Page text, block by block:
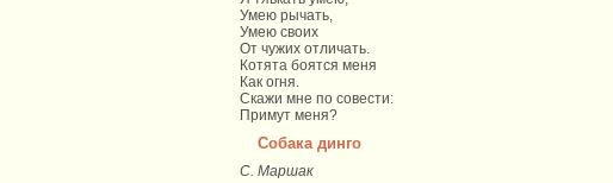
Умею рычать,
Умею своих
От чужих отличать.
Котята боятся меня
Как огня.
Скажи мне по совести:
Примут меня?
Собака динго
С. Маршак